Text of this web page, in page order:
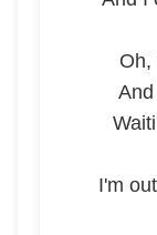
Oh,
And
I'm